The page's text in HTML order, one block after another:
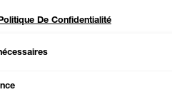
De Confidentialité